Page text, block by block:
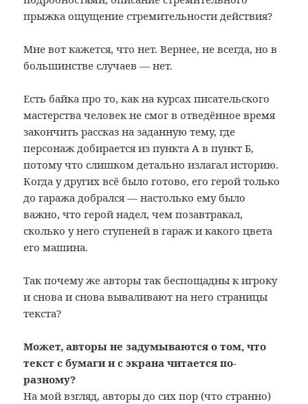
прыжка ощущение стремительности действия?
Мне вот кажется, что нет. Вернее, не всегда, но в
большинстве случаев — нет.
Есть байка про то, как на курсах писательского
мастерства человек не смог в отведённое время
закончить рассказ на заданную тему, где
персонаж добирается из пункта А в пункт Б,
потому что слишком детально излагал историю.
Когда у других всё было готово, его герой только
до гаража добрался — настолько ему было
важно, что герой надел, чем позавтракал,
сколько у него ступеней в гараж и какого цвета
его машина.
Так почему же авторы так беспощадны к игроку
и снова и снова вываливают на него страницы
текста?
Может, авторы не задумываются о том, что
текст с бумаги и с экрана читается по-
разному?
На мой взгляд, авторы до сих пор (что странно)